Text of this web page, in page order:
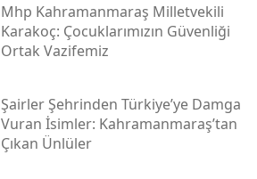
Mhp Kahramanmaraş Milletvekili
Karakoç: Çocuklarımızın Güvenliği
Ortak Vazifemiz
Şairler Şehrinden Türkiye’ye Damga
Vuran İsimler: Kahramanmaraş’tan
Çıkan Ünlüler